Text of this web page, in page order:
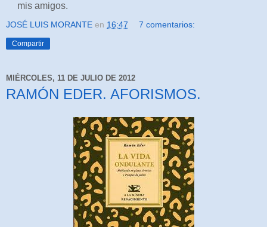
mis amigos.
JOSÉ LUIS MORANTE en 16:47 7 comentarios:
Compartir
MIÉRCOLES, 11 DE JULIO DE 2012
RAMÓN EDER. AFORISMOS.